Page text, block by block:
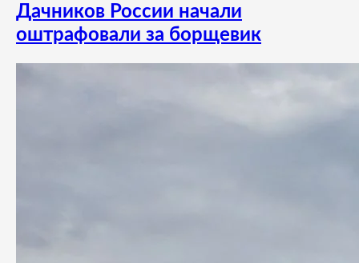
Дачников России начали
оштрафовали за борщевик